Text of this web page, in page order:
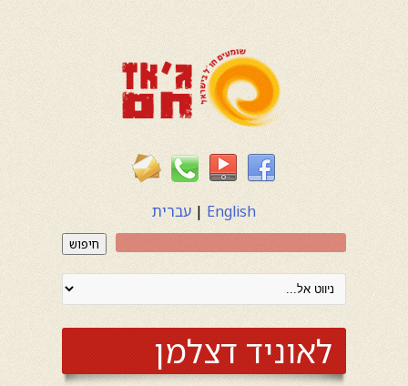
English
| עברית
חיפוש
לאוניד דצלמן